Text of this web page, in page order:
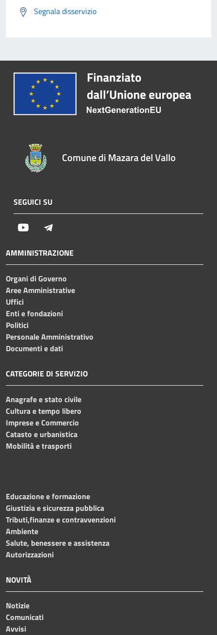
Segnala disservizio
Comune di Mazara del Vallo
SEGUICI SU
Youtube
AMMINISTRAZIONE
Organi di Governo
Aree Amministrative
Uffici
Enti e fondazioni
Politici
Personale Amministrativo
Documenti e dati
CATEGORIE DI SERVIZIO
Anagrafe e stato civile
Cultura e tempo libero
Imprese e Commercio
Catasto e urbanistica
Mobilità e trasporti
Educazione e formazione
Giustizia e sicurezza pubblica
Tributi,finanze e contravvenzioni
Ambiente
Salute, benessere e assistenza
Autorizzazioni
NOVITÀ
Notizie
Comunicati
Avvisi